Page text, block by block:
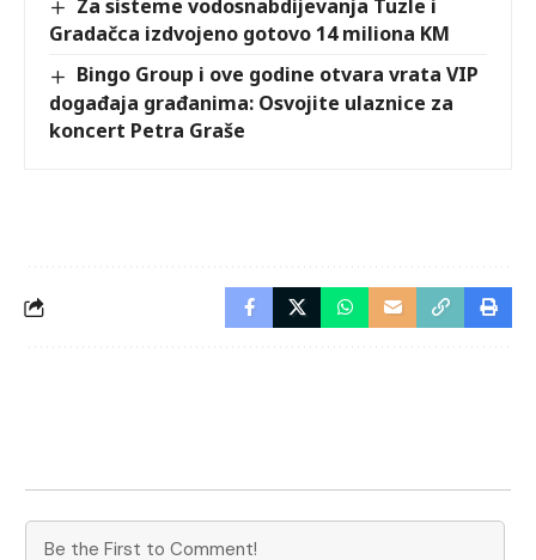
Za sisteme vodosnabdijevanja Tuzle i
Gradačca izdvojeno gotovo 14 miliona KM
Bingo Group i ove godine otvara vrata VIP
događaja građanima: Osvojite ulaznice za
koncert Petra Graše